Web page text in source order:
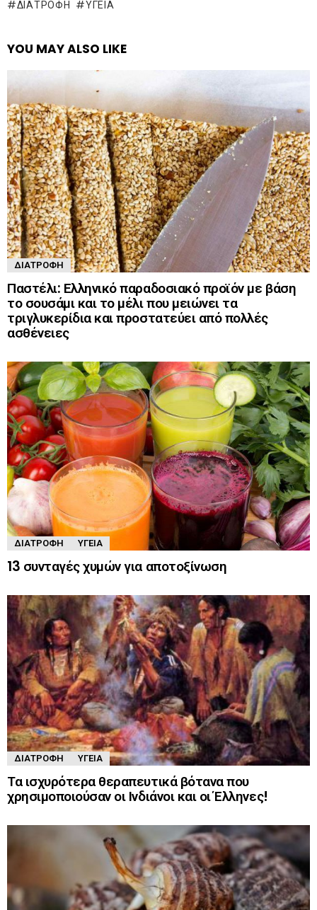
ΔΙΑΤΡΟΦΉ ΥΓΕΊΑ
YOU MAY ALSO LIKE
ΔΙΑΤΡΟΦΉ
Παστέλι: Ελληνικό παραδοσιακό προϊόν με βάση
το σουσάμι και το μέλι που μειώνει τα
τριγλυκερίδια και προστατεύει από πολλές
ασθένειες
ΔΙΑΤΡΟΦΉ ΥΓΕΊΑ
13 συνταγές χυμών για αποτοξίνωση
ΔΙΑΤΡΟΦΉ ΥΓΕΊΑ
Τα ισχυρότερα θεραπευτικά βότανα που
χρησιμοποιούσαν οι Ινδιάνοι και οι Έλληνες!